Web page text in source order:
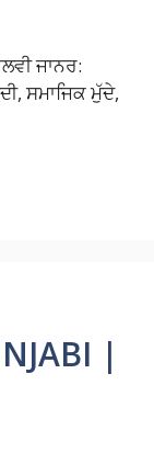
ਜਾਨਰ:
ਸਮਾਜਿਕ ਮੁੱਦੇ,
|